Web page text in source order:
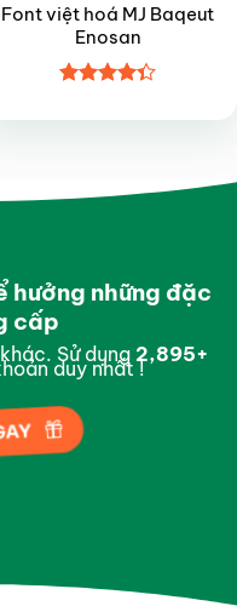
Font việt hoá MJ Baqeut
Enosan
hạng4.35
hưởng những đặc
cấp
Sử dụng 2,995+
duy nhất !